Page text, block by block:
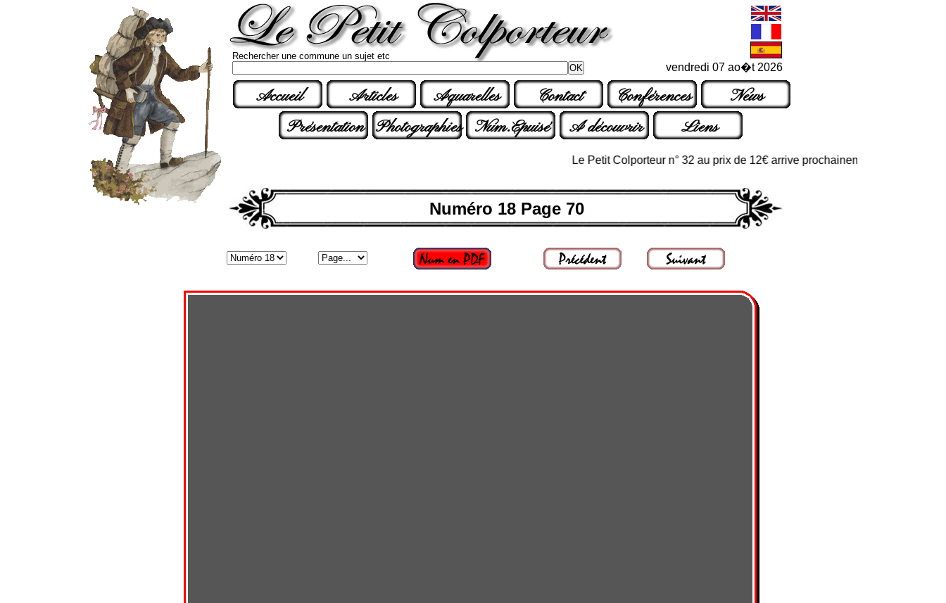
vendredi 07 ao�t 2026
Rechercher une commune un sujet etc
Accueil Articles Aquarelles Contact Conférences
News
Présentation Photographies Num.Epuisé A découvrir Liens
Le Petit Colporteur n° 32 au prix de 12€ arrive prochainement dans les points
Numéro 18 Page 70